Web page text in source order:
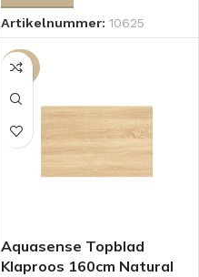
Artikelnummer: 10625
-34%
Aquasense Topblad
Klaproos 160cm Natural